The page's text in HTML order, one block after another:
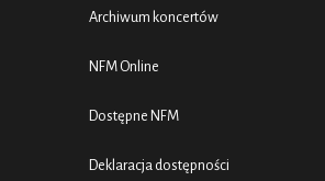
Archiwum koncertów
NFM Online
Dostępne NFM
Deklaracja dostępności